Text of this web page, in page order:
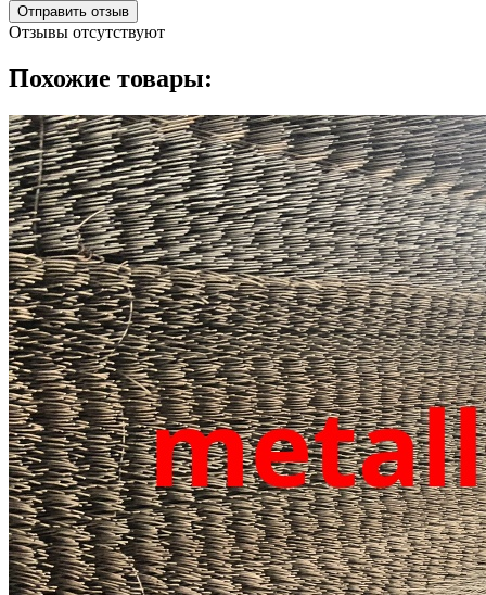
Отправить отзыв
Отзывы отсутствуют
Похожие товары: